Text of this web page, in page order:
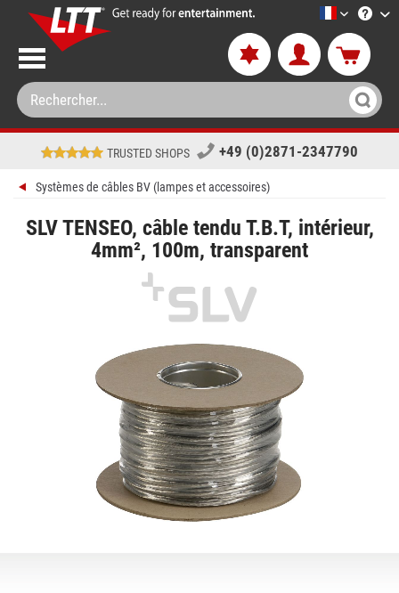
LTT-
TRUSTED SHOPS +49 (0)2871-2347790
Systèmes de câbles BV (lampes et accessoires)
SLV TENSEO, câble tendu T.B.T, intérieur,
4mm², 100m, transparent